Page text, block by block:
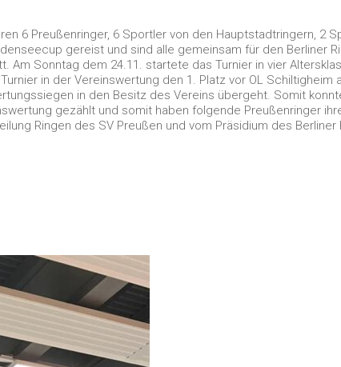
6 Preußenringer, 6 Sportler von den Hauptstadtringern, 2
gereist und sind alle gemeinsam für den Berliner
Am Sonntag dem 24.11. startete das Turnier in vier
in der Vereinswertung den 1. Platz vor OL Schiltigheim
in den Besitz des Vereins übergeht. Somit
gezählt und somit haben folgende Preußenringer
Ringen des SV Preußen und vom Präsidium des Berliner